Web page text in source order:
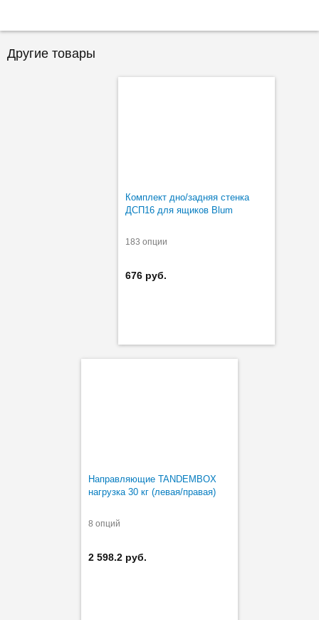
Другие товары
Комплект дно/задняя стенка
ДСП16 для ящиков Blum
183 опции
676 руб.
Направляющие TANDEMBOX
нагрузка 30 кг (левая/правая)
8 опций
2 598.2 руб.